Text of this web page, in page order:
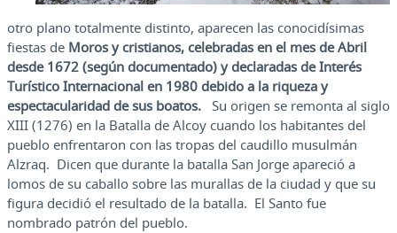
otro plano totalmente distinto, aparecen las conocidísimas
fiestas de Moros y cristianos, celebradas en el mes de Abril
desde 1672 (según documentado) y declaradas de Interés
Turístico Internacional en 1980 debido a la riqueza y
espectacularidad de sus boatos. Su origen se remonta al siglo
XIII (1276) en la Batalla de Alcoy cuando los habitantes del
pueblo enfrentaron con las tropas del caudillo musulmán
Alzraq. Dicen que durante la batalla San Jorge apareció a
lomos de su caballo sobre las murallas de la ciudad y que su
figura decidió el resultado de la batalla. El Santo fue
nombrado patrón del pueblo.